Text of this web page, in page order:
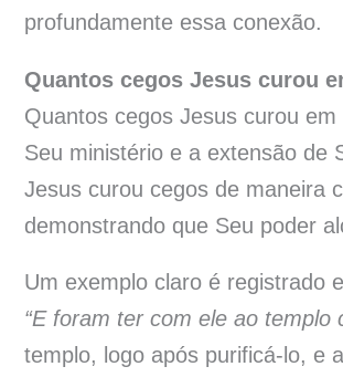
profundamente essa conexão.
Quantos cegos Jesus curou
Quantos cegos Jesus curou
Seu ministério e a extensão de
Jesus curou cegos de maneira
demonstrando que Seu poder
Um exemplo claro é registrado
“E foram ter com ele ao templo
templo, logo após purificá-lo, e